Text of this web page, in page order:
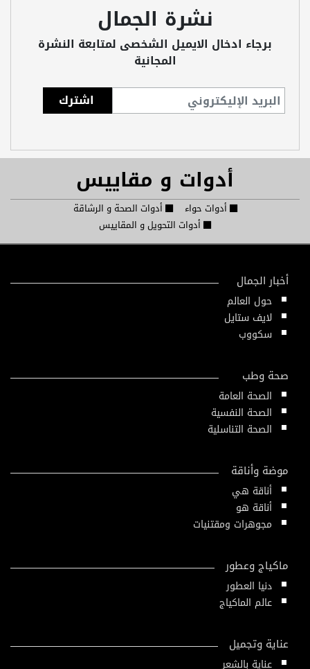
نشرة الجمال
برجاء ادخال الايميل الشخصى لمتابعة النشرة
المجانية
أدوات و مقاييس
أدوات حواء
أدوات الصحة و الرشاقة
أدوات التحويل و المقاييس
أخبار الجمال
حول العالم
لايف ستايل
سكووب
صحة وطب
الصحة العامة
الصحة النفسية
الصحة التناسلية
موضة وأناقة
أناقة هي
أناقة هو
مجوهرات ومقتنيات
ماكياج وعطور
دنيا العطور
عالم الماكياج
عناية وتجميل
عناية بالشعر